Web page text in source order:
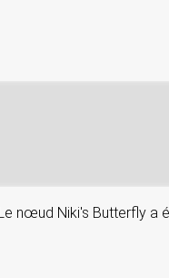
nœud Niki's Butterfly a